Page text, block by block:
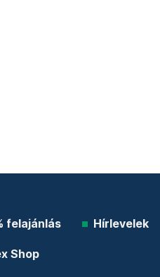
felajánlás Hírlevelek
Shop